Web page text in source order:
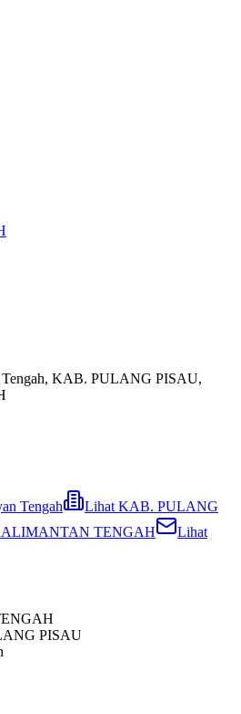
, KAB. PULANG PISAU,
Tengah Lihat KAB. PULANG
TENGAH
Lihat
PISAU